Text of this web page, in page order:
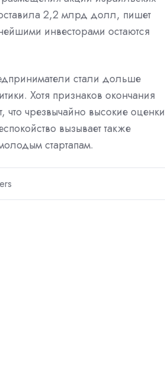
2,2 млрд долл, пишет
инвесторами остаются
стали дольше
Хотя признаков окончания
что чрезвычайно высокие оценки
вызывает также
стартапам.